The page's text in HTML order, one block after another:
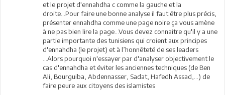
et le projet d'ennahdha c comme la gauche et la
droite...Pour faire une bonne analyse il faut être plus précis,
présenter ennahdha comme une page noire ça vous amène
à ne pas bien lire la page...Vous devez connaitre qu'il y a une
partie importante des tunisiens qui croient aux principes
d'ennahdha (le projet) et à l’honnêteté de ses leaders
...Alors pourquoi n'essayer par d'analyser objectivement le
cas d'ennahdha et éviter les anciennes techniques (de Ben
Ali, Bourguiba, Abdennasser, Sadat, Hafedh Assad,...) de
faire peure aux citoyens des islamistes